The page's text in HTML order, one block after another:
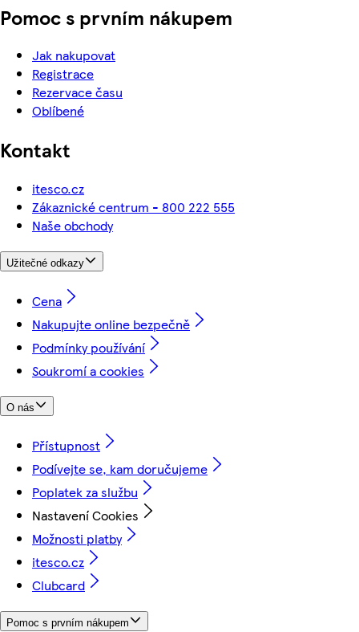
Pomoc s prvním nákupem
Jak nakupovat
Registrace
Rezervace času
Oblíbené
Kontakt
itesco.cz
Zákaznické centrum - 800 222 555
Naše obchody
Užitečné odkazy
Cena
Nakupujte online bezpečně
Podmínky používání
Soukromí a cookies
O nás
Přístupnost
Podívejte se, kam doručujeme
Poplatek za službu
Nastavení Cookies
Možnosti platby
itesco.cz
Clubcard
Pomoc s prvním nákupem